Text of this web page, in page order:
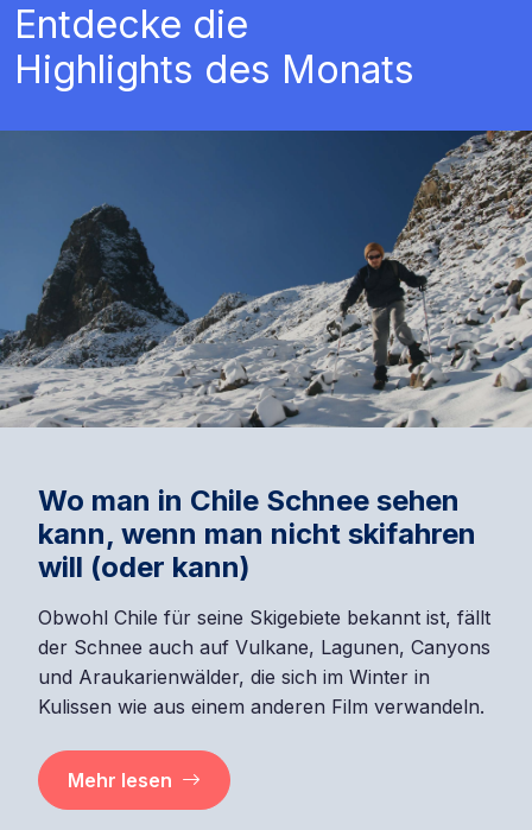
Entdecke die
Highlights des Monats
Wo man in Chile Schnee sehen
kann, wenn man nicht skifahren
will (oder kann)
Obwohl Chile für seine Skigebiete bekannt ist, fällt
der Schnee auch auf Vulkane, Lagunen, Canyons
und Araukarienwälder, die sich im Winter in
Kulissen wie aus einem anderen Film verwandeln.
Mehr lesen